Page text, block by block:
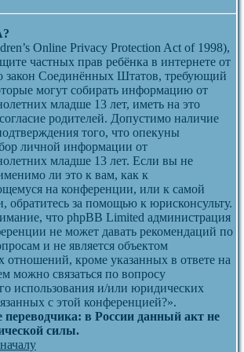
Online Privacy Protection Act of 1998),
частных прав ребёнка в интернете от
закон Соединённых Штатов, требующий
могут собирать информацию от
младше 13 лет, иметь на это
родителей. Допустимо наличие
того, что опекуны
личной информации от
младше 13 лет. Если вы не
ли это к вам, как к
на конференции, или к самой
обратитесь за помощью к юрисконсульту.
что phpBB Limited администрация
не может давать рекомендаций по
и не является объектом
отношений, кроме указанных в ответе на
можно связаться по вопросу
использования и/или юридических
с этой конференцией?».
в России данный акт не
силы.